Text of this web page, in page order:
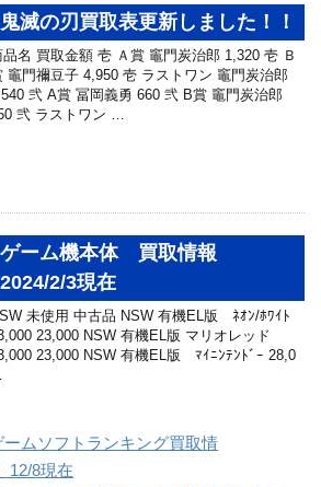
鬼滅の刃買取表更新しました！！
品名 買取金額 壱 Ａ賞 竈門炭治郎 1,320 壱 Ｂ
竈門禰豆子 4,950 壱 ラストワン 竈門炭治郎
弐 A賞 冨岡義勇 660 弐 B賞 竈門炭治郎
弐 ラストワン …
ゲーム機本体 買取情報
2024/2/3現在
未使用 中古品 NSW 有機EL版 ﾈｵﾝ/ﾎﾜｲﾄ
23,000 NSW 有機EL版 マリオレッド
23,000 NSW 有機EL版 ﾏｲﾆﾝﾃﾝﾄﾞｰ 28,0
ームソフトランキング買取情
12/8現在